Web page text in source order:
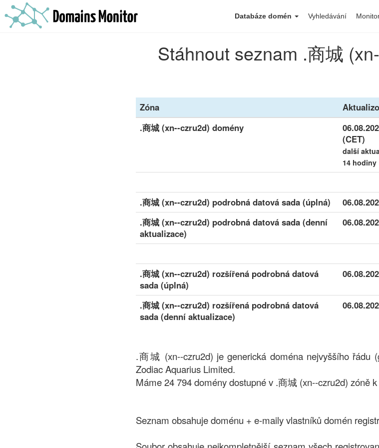
Databáze domén Vyhledávání
Stáhnout seznam .商城
Zóna
.商城 (xn--czru2d) domény
(CET)
další
14 hodiny
.商城 (xn--czru2d) podrobná datová sada (úplná)
.商城 (xn--czru2d) podrobná datová sada (denní
aktualizace)
.商城 (xn--czru2d) rozšířená podrobná datová
sada (úplná)
.商城 (xn--czru2d) rozšířená podrobná datová
sada (denní aktualizace)
.商城 (xn--czru2d) je generická doména nejvyššího řádu
Zodiac Aquarius Limited.
Máme 24 794 domény dostupné v .商城 (xn--czru2d) zóně
Seznam obsahuje doménu + e-maily vlastníků domén